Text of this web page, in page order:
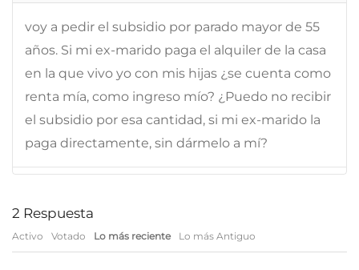
voy a pedir el subsidio por parado mayor de 55
años. Si mi ex-marido paga el alquiler de la casa
en la que vivo yo con mis hijas ¿se cuenta como
renta mía, como ingreso mío? ¿Puedo no recibir
el subsidio por esa cantidad, si mi ex-marido la
paga directamente, sin dármelo a mí?
2 Respuesta
Activo Votado Lo más reciente Lo más Antiguo